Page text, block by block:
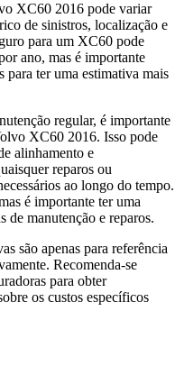
XC60 2016 pode variar
de sinistros, localização e
para um XC60 pode
ano, mas é importante
para ter uma estimativa mais
regular, é importante
XC60 2016. Isso pode
alinhamento e
reparos ou
ao longo do tempo.
é importante ter uma
de manutenção e reparos.
são apenas para referência
Recomenda-se
para obter
os custos específicos